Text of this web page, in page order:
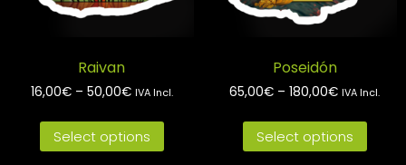
Raivan
16,00€– 50,00€ IVA Incl.
Select options
Poseidón
65,00€ – 180,00€ IVA Incl.
Select options